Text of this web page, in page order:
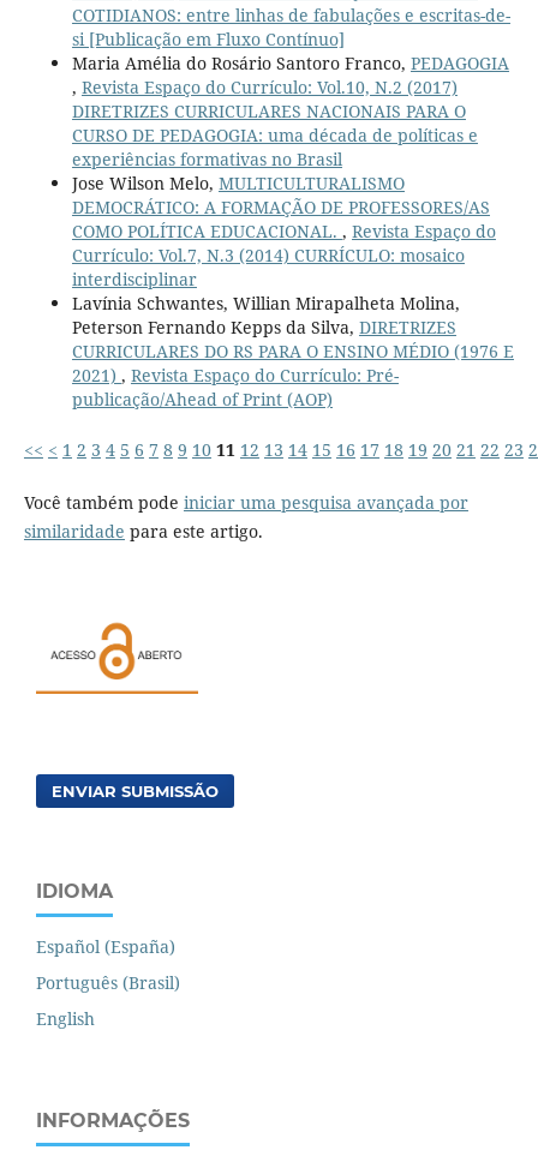
COTIDIANOS: entre linhas de fabulações e escritas-de-
si [Publicação em Fluxo Contínuo]
Maria Amélia do Rosário Santoro Franco, PEDAGOGIA
, Revista Espaço do Currículo: Vol.10, N.2 (2017)
DIRETRIZES CURRICULARES NACIONAIS PARA O
CURSO DE PEDAGOGIA: uma década de políticas e
experiências formativas no Brasil
Jose Wilson Melo, MULTICULTURALISMO
DEMOCRÁTICO: A FORMAÇÃO DE PROFESSORES/AS
COMO POLÍTICA EDUCACIONAL. , Revista Espaço do
Currículo: Vol.7, N.3 (2014) CURRÍCULO: mosaico
interdisciplinar
Lavínia Schwantes, Willian Mirapalheta Molina,
Peterson Fernando Kepps da Silva, DIRETRIZES
CURRICULARES DO RS PARA O ENSINO MÉDIO (1976 E
2021) , Revista Espaço do Currículo: Pré-
publicação/Ahead of Print (AOP)
<< < 1 2 3 4 5 6 7 8 9 10 11 12 13 14 15 16 17 18 19 20 21 22 23
Você também pode iniciar uma pesquisa avançada por
similaridade para este artigo.
ENVIAR SUBMISSÃO
IDIOMA
Español (España)
Português (Brasil)
English
INFORMAÇÕES